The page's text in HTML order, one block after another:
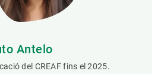
Antelo
del CREAF fins el 2025.